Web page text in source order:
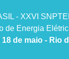
- XXVI
de Energia
18 de maio - Rio